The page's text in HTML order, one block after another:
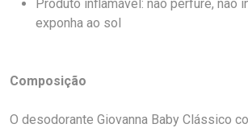
Produto inflamável: não perfure, não
exponha ao sol
Composição
O desodorante Giovanna Baby Clássico